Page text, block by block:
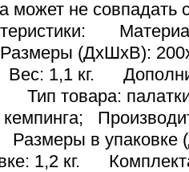
может не совпадать
(ДхШхВ):
Вес: 1,1 кг.
Тип товара:
кемпинга;
Размеры в упаковке
1,2 кг.